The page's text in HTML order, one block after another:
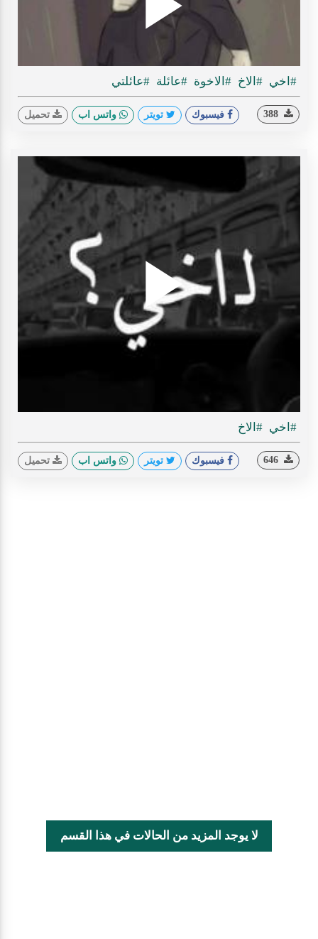
Play
#اخي #الاخ #الاخوة #عائلة #عائلتي
فيسبوك تويتر واتس اب تحميل
Play
#اخي #الاخ
فيسبوك تويتر واتس اب تحميل
لا يوجد المزيد من الحالات في هذا القسم